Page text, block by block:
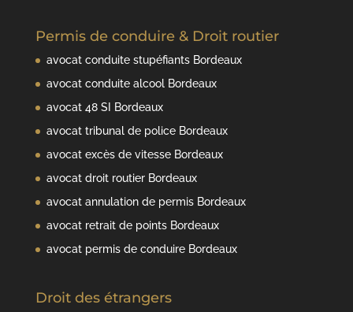
Permis de conduire & Droit routier
avocat conduite stupéfiants Bordeaux
avocat conduite alcool Bordeaux
avocat 48 SI Bordeaux
avocat tribunal de police Bordeaux
avocat excès de vitesse Bordeaux
avocat droit routier Bordeaux
avocat annulation de permis Bordeaux
avocat retrait de points Bordeaux
avocat permis de conduire Bordeaux
Droit des étrangers